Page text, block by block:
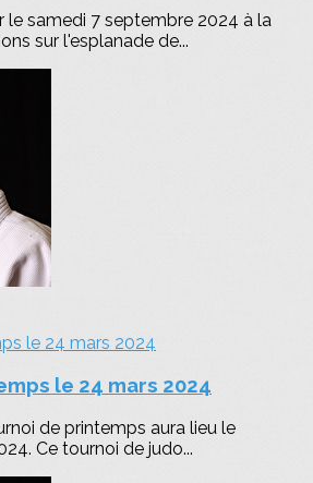
le samedi 7 septembre 2024 à la
sur l'esplanade de...
le 24 mars 2024
de printemps aura lieu le
Ce tournoi de judo...